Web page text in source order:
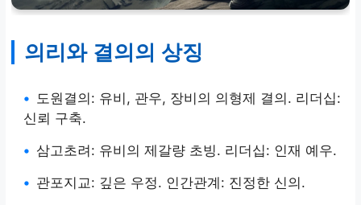
의리와 결의의 상징
• 도원결의: 유비, 관우, 장비의 의형제 결의. 리더십:
신뢰 구축.
• 삼고초려: 유비의 제갈량 초빙. 리더십: 인재 예우.
• 관포지교: 깊은 우정. 인간관계: 진정한 신의.